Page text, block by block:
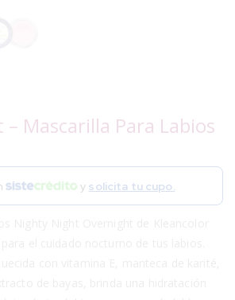
Mascarilla Para Labios
y solicita tu cupo.